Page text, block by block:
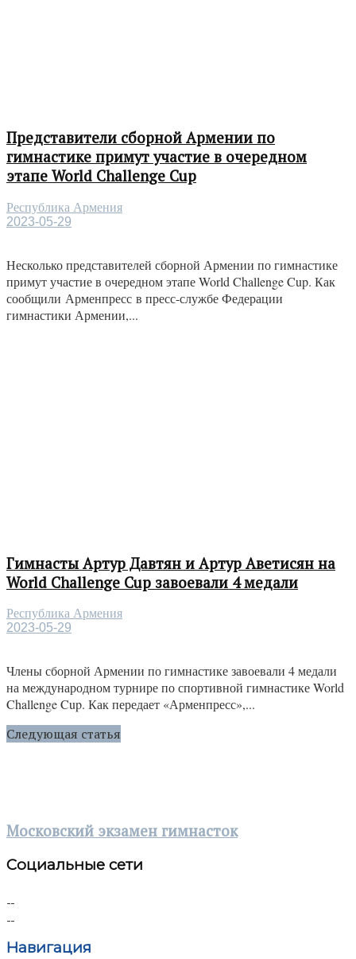
Представители сборной Армении по
гимнастике примут участие в очередном
этапе World Challenge Cup
Республика Армения
2023-05-29
Несколько представителей сборной Армении по гимнастике
примут участие в очередном этапе World Challenge Cup. Как
сообщили Арменпресс в пресс-службе Федерации
гимнастики Армении,...
Гимнасты Артур Давтян и Артур Аветисян на
World Challenge Cup завоевали 4 медали
Республика Армения
2023-05-29
Члены сборной Армении по гимнастике завоевали 4 медали
на международном турнире по спортивной гимнастике World
Challenge Cup. Как передает «Арменпресс»,...
Следующая статья
Московский экзамен гимнасток
Социальные сети
Навигация